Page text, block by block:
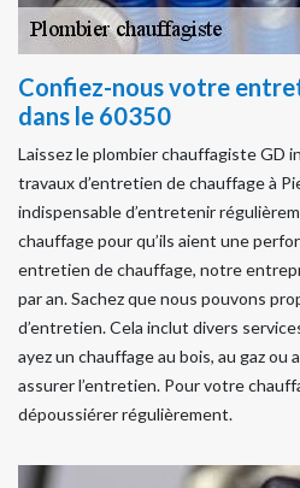
Confiez-nous votre
dans le 60350
Laissez le plombier chauffagiste GD
travaux d’entretien de chauffage à
indispensable d’entretenir
chauffage pour qu’ils aient une
entretien de chauffage, notre
par an. Sachez que nous pouvons
d’entretien. Cela inclut divers
ayez un chauffage au bois, au gaz ou
assurer l’entretien. Pour votre
dépoussiérer régulièrement.